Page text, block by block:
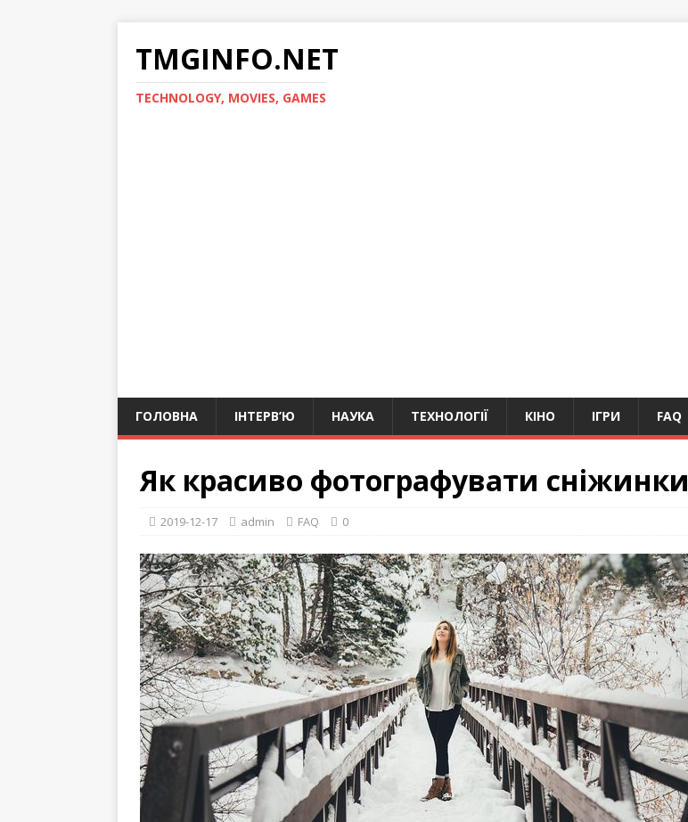
TMGINFO.NET
ТECHNOLOGY, MOVIES, GAMES
ГОЛОВНА ІНТЕРВ’Ю НАУКА ТЕХНОЛОГІЇ КІНО ІГРИ FAQ
Як красиво фотографувати сніжинки
2019-12-17 admin FAQ 0